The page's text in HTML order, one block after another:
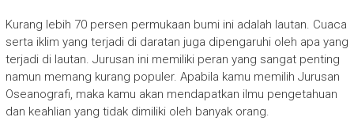
Kurang lebih 70 persen permukaan bumi ini adalah lautan. Cuaca
serta iklim yang terjadi di daratan juga dipengaruhi oleh apa yang
terjadi di lautan. Jurusan ini memiliki peran yang sangat penting
namun memang kurang populer. Apabila kamu memilih Jurusan
Oseanografi, maka kamu akan mendapatkan ilmu pengetahuan
dan keahlian yang tidak dimiliki oleh banyak orang.